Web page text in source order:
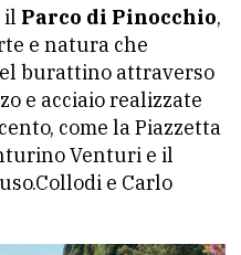
il Parco di Pinocchio,
e natura che
burattino attraverso
e acciaio realizzate
come la Piazzetta
Venturi e il
e Carlo